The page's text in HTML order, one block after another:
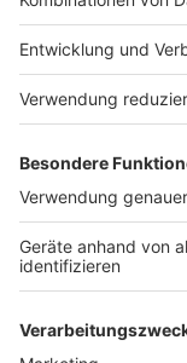
Das Band-ABC
Jobs
Archiv
ANTENNE BAYERN